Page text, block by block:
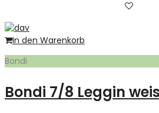
In den Warenkorb
Bondi
Bondi 7/8 Leggin